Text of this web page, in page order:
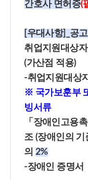
간호사 면허증(
[우대사항]_공
취업지원대상
(가산점 적용)
-취업지원대상
※ 국가보훈부
빙서류
「장애인고용
조 (장애인의 기
의2%
-장애인 증명서